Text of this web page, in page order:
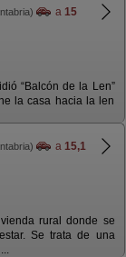
a 15
“Balcón de la Len”
la casa hacia la len
a 15,1
rural donde se
Se trata de una